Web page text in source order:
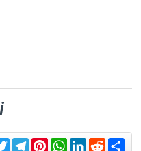
TwitterTelegram
Pinterest
WhatsApp
LinkedIn
Reddit